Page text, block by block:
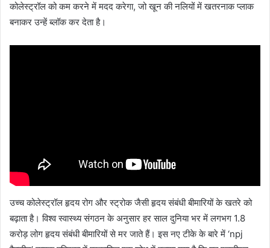
कोलेस्ट्रॉल को कम करने में मदद करेगा, जो खून की नलियों में खतरनाक प्लाक
बनाकर उन्हें ब्लॉक कर देता है।
उच्च कोलेस्ट्रॉल हृदय रोग और स्ट्रोक जैसी हृदय संबंधी बीमारियों के खतरे को
बढ़ाता है। विश्व स्वास्थ्य संगठन के अनुसार हर साल दुनिया भर में लगभग 1.8
करोड़ लोग हृदय संबंधी बीमारियों से मर जाते हैं। इस नए टीके के बारे में ‘npj